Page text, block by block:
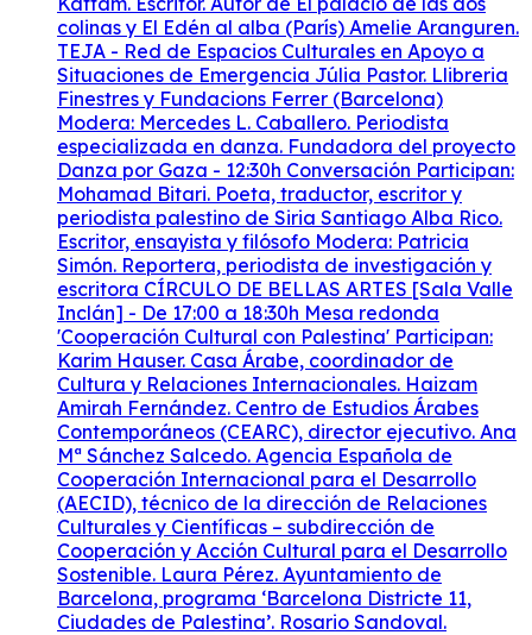
colinas y El Edén al alba (París) Amelie Aranguren.
TEJA - Red de Espacios Culturales en Apoyo a
Situaciones de Emergencia Júlia Pastor. Llibreria
Finestres y Fundacions Ferrer (Barcelona)
Modera: Mercedes L. Caballero. Periodista
especializada en danza. Fundadora del proyecto
Danza por Gaza - 12:30h Conversación Participan:
Mohamad Bitari. Poeta, traductor, escritor y
periodista palestino de Siria Santiago Alba Rico.
Escritor, ensayista y filósofo Modera: Patricia
Simón. Reportera, periodista de investigación y
escritora CÍRCULO DE BELLAS ARTES [Sala Valle
Inclán] - De 17:00 a 18:30h Mesa redonda
'Cooperación Cultural con Palestina' Participan:
Karim Hauser. Casa Árabe, coordinador de
Cultura y Relaciones Internacionales. Haizam
Amirah Fernández. Centro de Estudios Árabes
Contemporáneos (CEARC), director ejecutivo. Ana
Mª Sánchez Salcedo. Agencia Española de
Cooperación Internacional para el Desarrollo
(AECID), técnico de la dirección de Relaciones
Culturales y Científicas – subdirección de
Cooperación y Acción Cultural para el Desarrollo
Sostenible. Laura Pérez. Ayuntamiento de
Barcelona, programa ‘Barcelona Districte 11,
Ciudades de Palestina’. Rosario Sandoval.